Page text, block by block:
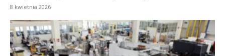
8 kwietnia 2026